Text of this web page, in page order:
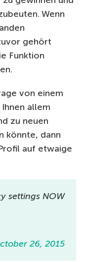
Wenn
gehört
Funktion
von einem
allem
zu neuen
könnte, dann
auf etwaige
settings NOW
26, 2015